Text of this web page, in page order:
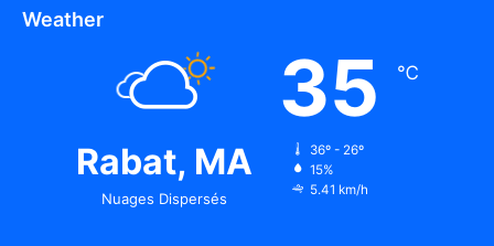
Weather
Rabat, MA
Nuages Dispersés
35 ℃
36º - 26º
15%
5.41 km/h